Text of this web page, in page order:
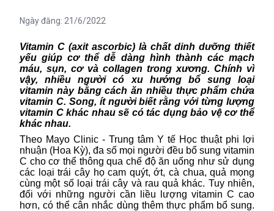
Ngày đăng: 21/6/2022
Vitamin C (axit ascorbic) là chấtdinh dưỡng thiết
yếu giúpcơ thể dễ dàng hình thành các mạch
máu, sụn, cơ và collagen trong xương. Chính vì
vậy, nhiều người có xu hướng bổ sung loại
vitamin này bằng cách ăn nhiều thực phẩm chứa
vitamin C. Song, ít người biết rằng với từng lượng
vitamin C khác nhau sẽ có tác dụng bảo vệ cơ thể
khác nhau.
Theo Mayo Clinic - Trung tâm Y tế Học thuật phi lợi
nhuận (Hoa Kỳ), đa số mọi người đều bổ sung vitamin
C cho cơ thể thông qua chế độ ăn uống như sử dụng
các loại trái cây họ cam quýt, ớt, cà chua, quả mọng
cùng mộtsố loại trái cây và rau quả khác. Tuy nhiên,
đối với những người cần liều lượng vitamin C cao
hơn, có thể cân nhắc dùng thêmthực phẩm bổ sung.